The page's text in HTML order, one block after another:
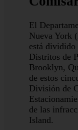
El
Nueva York
está dividido
Distritos de
Brooklyn,
de estos
División de
de las
Island.